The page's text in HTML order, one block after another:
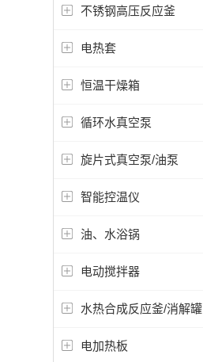
不锈钢高压反应釜
电热套
恒温干燥箱
循环水真空泵
旋片式真空泵/油泵
智能控温仪
油、水浴锅
电动搅拌器
水热合成反应釜/消解罐
电加热板